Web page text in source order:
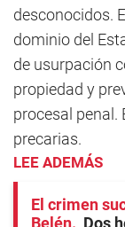
desconocidos.
dominio del
de usurpación
propiedad y
procesal penal.
precarias.
LEE ADEMÁS
El crimen
Belén
Dos